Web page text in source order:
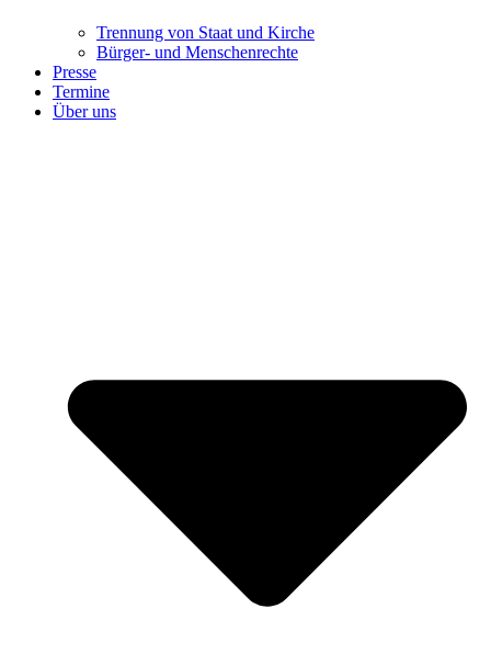
Trennung ​​​​​​​von Staat und Kirche
Bürger- und Menschenrechte
Presse
Termine
Über uns